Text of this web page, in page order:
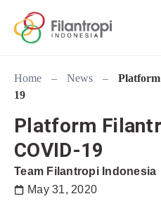
Home – News –
19
Platform
COVID-19
Team Filantropi Indonesia
May 31, 2020